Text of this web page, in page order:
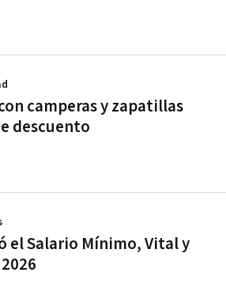
camperas y zapatillas
descuento
el Salario Mínimo, Vital y